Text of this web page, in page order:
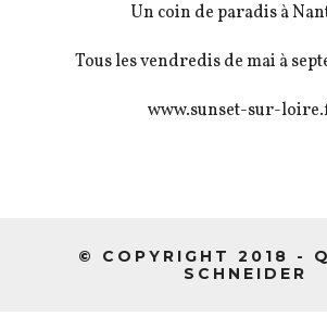
Un coin de paradis à
Tous les vendredis de mai à
www.sunset-sur-
© COPYRIGHT 2018 -
SCHNEIDER